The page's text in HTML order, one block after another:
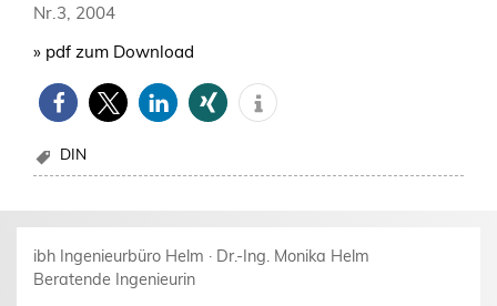
Nr.3, 2004
» pdf zum Download
DIN
ibh Ingenieurbüro Helm · Dr.-Ing. Monika Helm
Beratende Ingenieurin